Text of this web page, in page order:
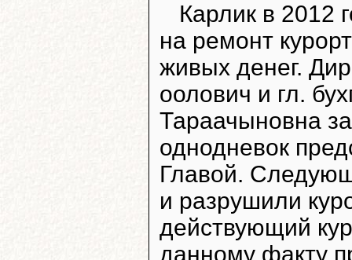
Карлик в 2012
на ремонт
живых денег.
оолович и гл.
Тараачыновна
однодневок
Главой.
и разрушили
действующий
данному факту